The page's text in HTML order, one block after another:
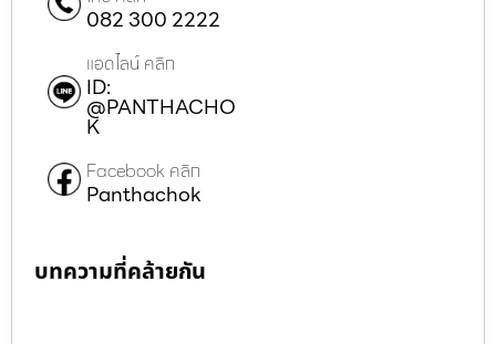
082 300 2222
แอดไลน์ คลิก
ID:
@PANTHACHO
K
Facebook คลิก
Panthachok
บทความที่คล้ายกัน